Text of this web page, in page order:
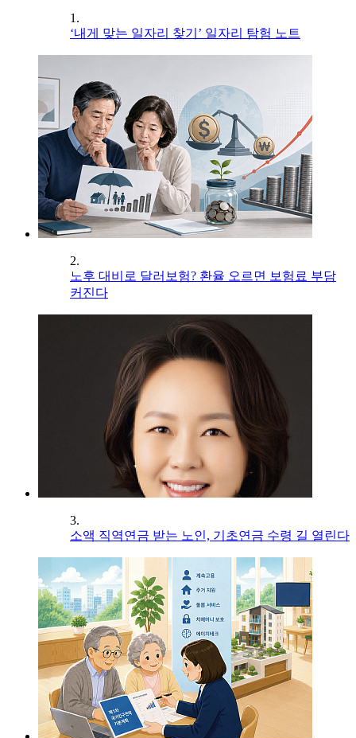
1.
‘내게 맞는 일자리 찾기’ 일자리 탐험 노트
2.
노후 대비로 달러보험? 환율 오르면 보험료 부담
커진다
3.
소액 직역연금 받는 노인, 기초연금 수령 길 열린다